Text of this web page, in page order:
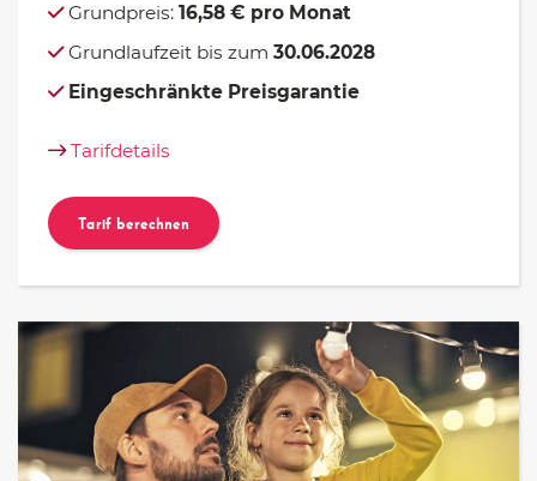
Grundpreis: 16,58 € pro Monat
Grundlaufzeit bis zum 30.06.2028
Eingeschränkte Preisgarantie
Tarifdetails
Tarif berechnen